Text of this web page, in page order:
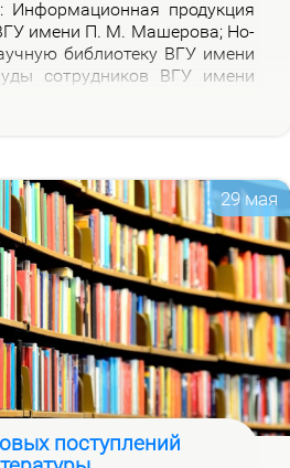
про­дук­ция
име­ни П. М. Ма­ше­ро­ва; Но­
биб­лио­те­ку ВГУ име­ни
со­труд­ни­ков ВГУ име­ни
29 мая
поступлений